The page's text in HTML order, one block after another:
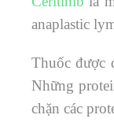
anaplastic
Thuốc được
Những
chặn các